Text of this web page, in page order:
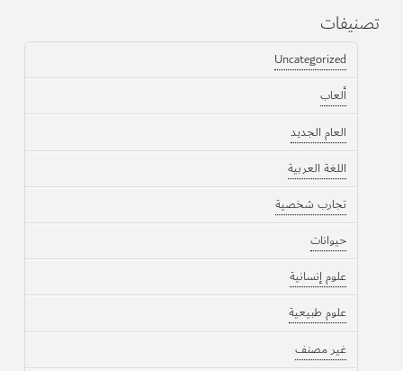
تصنيفات
Uncategorized
ألعاب
العام الجديد
اللغة العربية
تجارب شخصية
حيوانات
علوم إنسانية
علوم طبيعية
غير مصنف